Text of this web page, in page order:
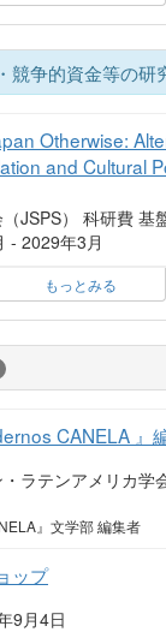
競争的資金等の研
Otherwise:
and Cultural
JSPS） 科研費 基
- 2029年3月
もっとみる
CANELA 』
ラテンアメリカ学
』文学部 編集者
ップ
9月4日